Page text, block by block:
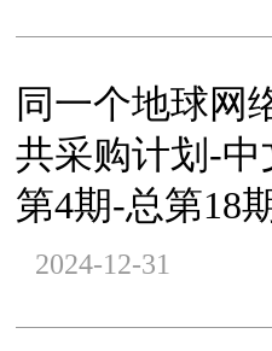
同一个地球网
共采购计划-中
第4期-总第18
2024-12-31